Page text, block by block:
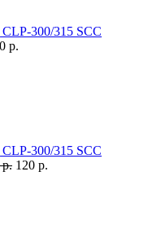
300/315 SCC
р.
300/315 SCC
р. 120 р.